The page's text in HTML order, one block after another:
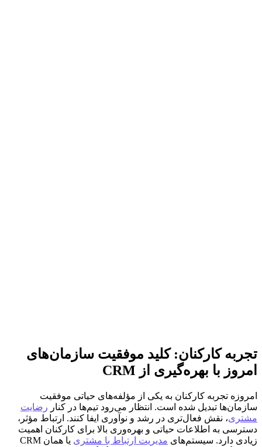
تجربه کارکنان: کلید موفقیت سازمان‌های
امروز با بهره‌گیری از CRM
امروزه تجربه کارکنان به یکی از مؤلفه‌های حیاتی موفقیت
سازمان‌ها تبدیل شده است. انتظار می‌رود تیم‌ها در کنار رضایت
مشتری، نقش فعال‌تری در رشد و نوآوری ایفا کنند. ارتباط مؤثر،
دسترسی به اطلاعات حیاتی و بهره‌وری بالا برای کارکنان اهمیت
زیادی دارد. سیستم‌های مدیریت ارتباط با مشتری
یا همان CRM